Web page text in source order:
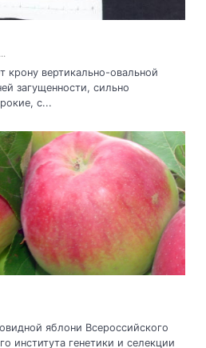
вертикально-овальной
загущенности, сильно
с...
яблони Всероссийского
института генетики и селекции